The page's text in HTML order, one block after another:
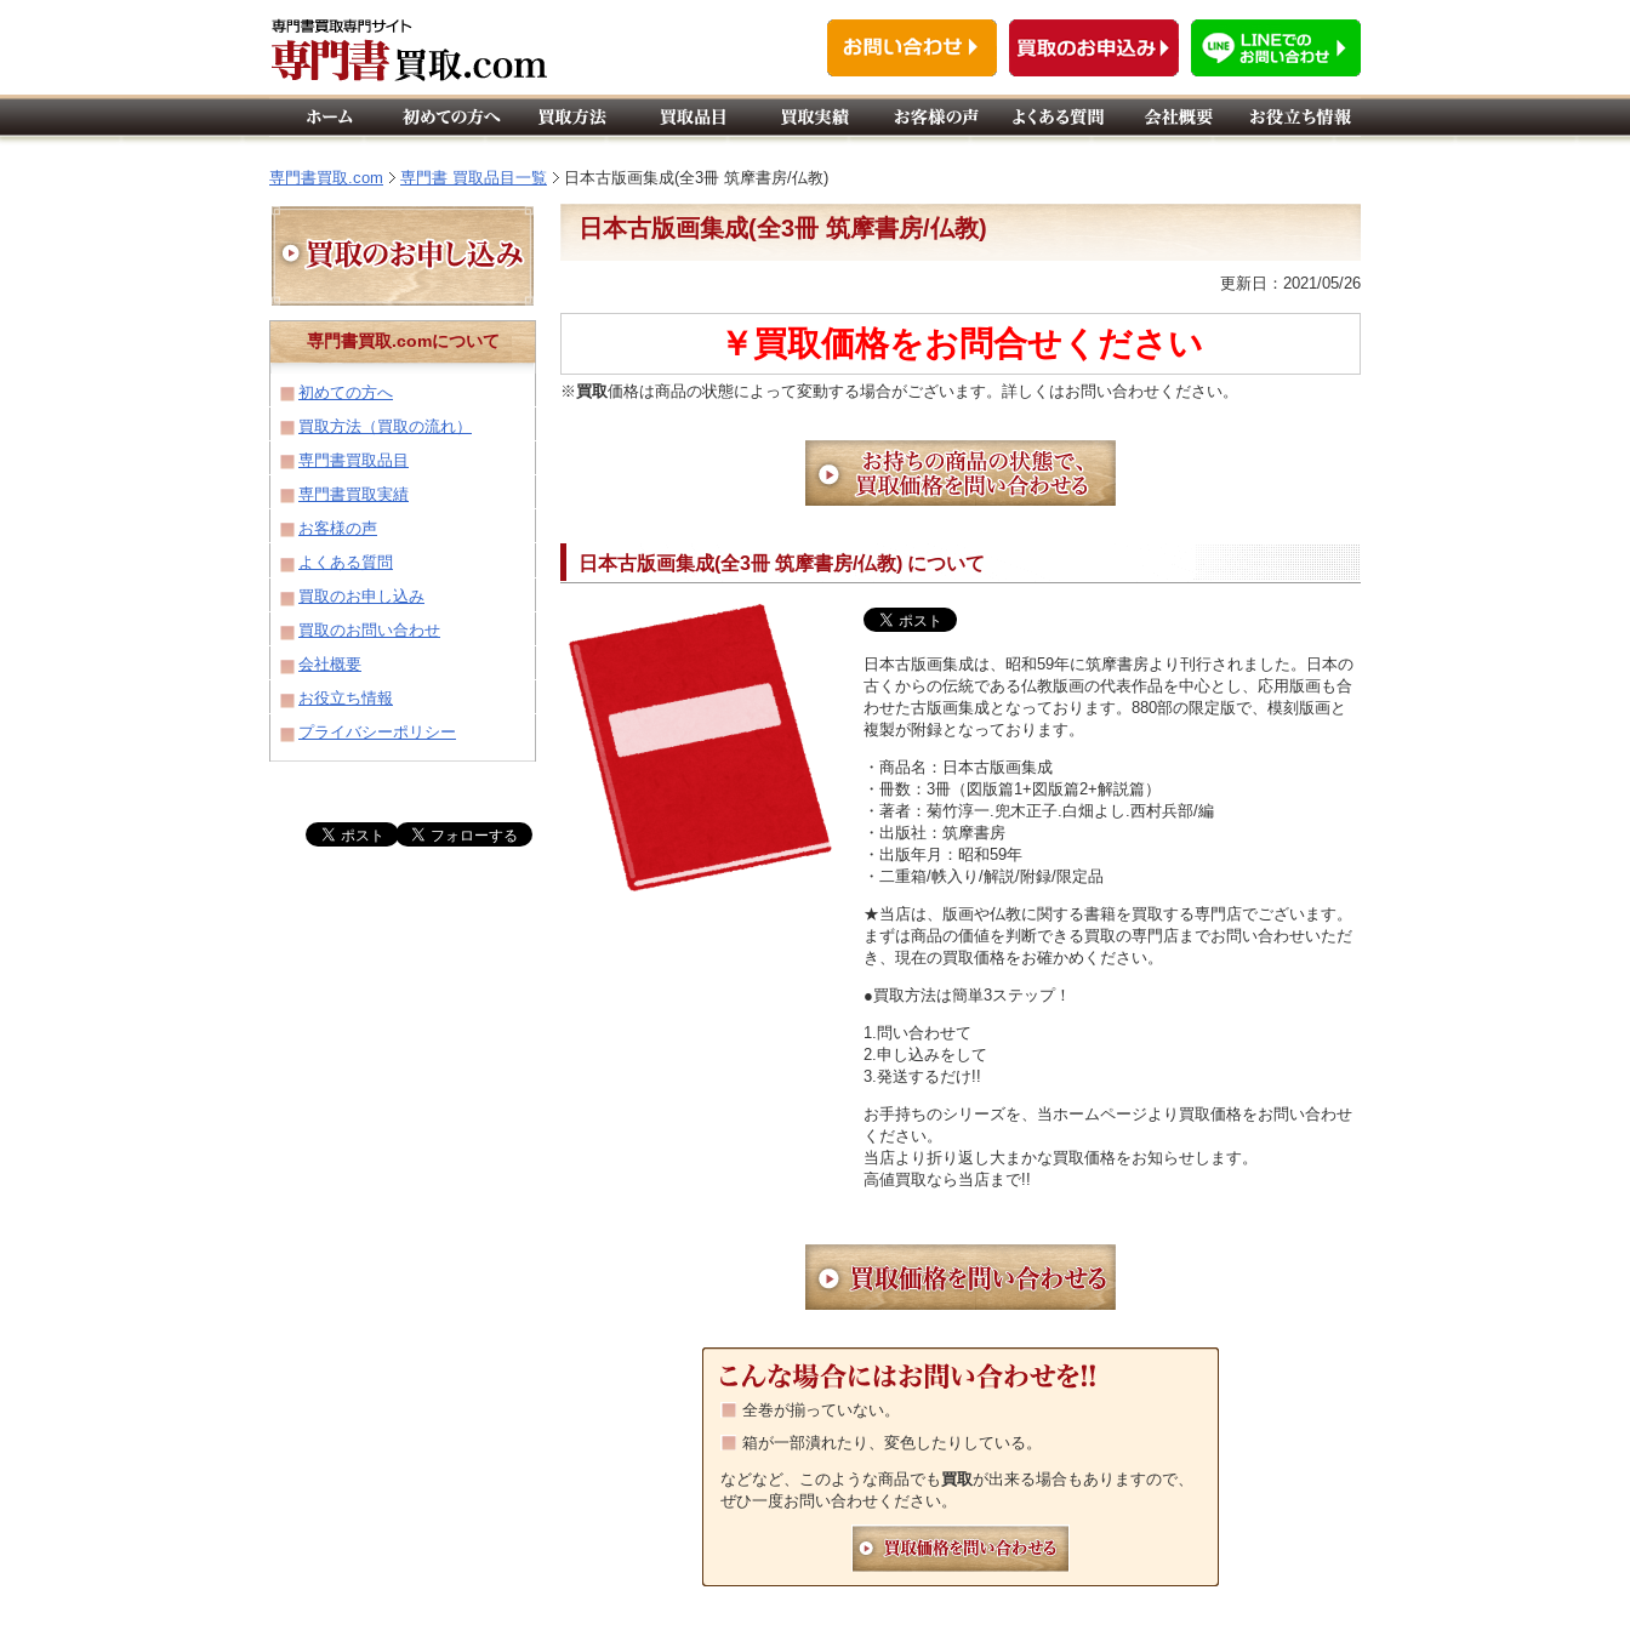
専門書買取.com 専門書 買取品目一覧 日本古版画集成(全3冊 筑摩書房/仏教)
日本古版画集成(全3冊 筑摩書房/仏教)
更新日：2021/05/26
￥買取価格をお問合せください
※ 買取価格は商品の状態によって変動する場合がございます。詳しくはお問い合わせください。
日本古版画集成(全3冊 筑摩書房/仏教) について
日本古版画集成は、昭和59年に筑摩書房より刊行されました。日本の
古くからの伝統である仏教版画の代表作品を中心とし、応用版画も合
わせた古版画集成となっております。880部の限定版で、模刻版画と
複製が附録となっております。
・商品名：日本古版画集成
・冊数：3冊（図版篇1+図版篇2+解説篇）
・著者：菊竹淳一.兜木正子.白畑よし.西村兵部/編
・出版社：筑摩書房
・出版年月：昭和59年
・二重箱/帙入り/解説/附録/限定品
★当店は、版画や仏教に関する書籍を買取する専門店でございます。
まずは商品の価値を判断できる買取の専門店までお問い合わせいただ
き、現在の買取価格をお確かめください。
●買取方法は簡単3ステップ！
1.問い合わせて
2.申し込みをして
3.発送するだけ!!
お手持ちのシリーズを、当ホームページより買取価格をお問い合わせ
ください。
当店より折り返し大まかな買取価格をお知らせします。
高値買取なら当店まで!!
全巻が揃っていない。
箱が一部潰れたり、変色したりしている。
などなど、このような商品でも 買取が出来る場合もありますので、
ぜひ一度お問い合わせください。
専門書買取.comについて
初めての方へ
買取方法（買取の流れ）
専門書買取品目
専門書買取実績
お客様の声
よくある質問
買取のお申し込み
買取のお問い合わせ
会社概要
お役立ち情報
プライバシーポリシー